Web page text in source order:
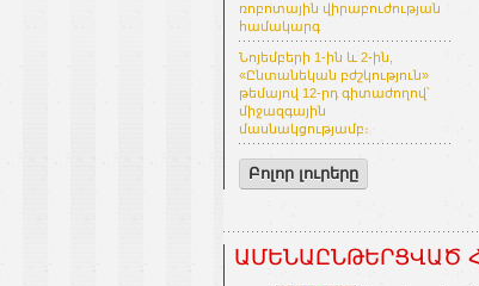
ռոբոտային վիրաբուժության
համակարգ
Նոյեմբերի 1-ին և 2-ին,
«Ընտանեկան բժշկություն»
թեմայով 12-րդ գիտաժողով՝
միջազգային
մասնակցությամբ։
Բոլոր լուրերը
ԱՄԵՆԱԸՆԹԵՐՑՎԱԾ